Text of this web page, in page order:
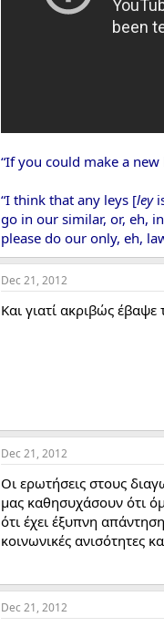
“If you could make a
“I think that any leys [ley
go in our similar, or, eh,
please do our only, eh,
Dec 21, 2012
Και γιατί ακριβώς
Dec 21, 2012
Οι ερωτήσεις στους
μας καθησυχάσουν ότι
ότι έχει έξυπνη
κοινωνικές ανισότητες
Dec 21, 2012